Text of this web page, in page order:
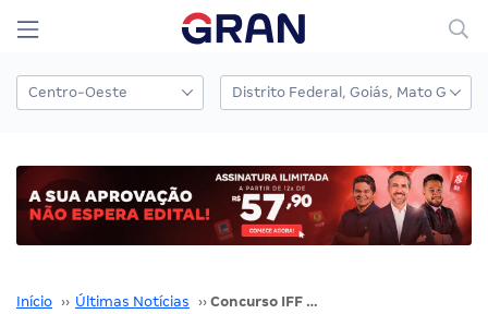
Início ›› Últimas Notícias ›› Concurso IFF 2016: Vagas para Técnicos Administrativos com iniciais de até R$ 4,6 mil!